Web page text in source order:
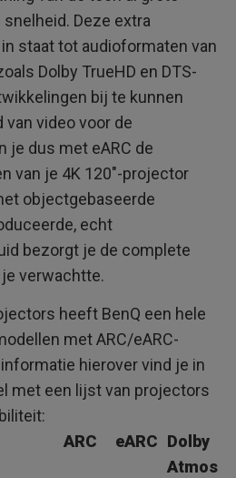
Deze extra
staat tot audioformaten van
Dolby TrueHD en DTS-
bij te kunnen
van video voor de
je dus met eARC de
van je 4K 120"-projector
objectgebaseerde
echt
bezorgt je de complete
verwachtte.
heeft BenQ een hele
met ARC/eARC-
hierover vind je in
met een lijst van projectors
ARC eARC Dolby
Atmos